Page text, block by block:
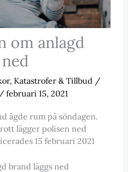
om anlagd
Katastrofer & Tillbud /
/ februari 15, 2021
ägde rum på söndagen.
lägger polisen ned
15 februari 2021
brand läggs ned